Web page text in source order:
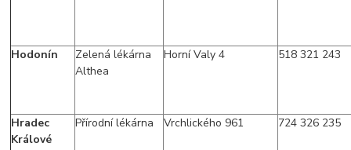
Hodonín
Zelená lékárna
Althea
Horní Valy 4 518 321 243
Hradec
Králové
Přírodní lékárna Vrchlického 961 724 326 235